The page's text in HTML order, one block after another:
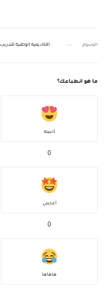
الوسوم الأكاديمية الوطنية للتدريب
ما هو انطباعك؟
أحببته
0
أعجبني
0
هاهاها